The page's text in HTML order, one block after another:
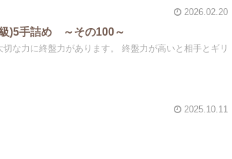
2026.02.20
級)5手詰め ～その100～
な力に終盤力があります。 終盤力が高いと相手とギリ
2025.10.11